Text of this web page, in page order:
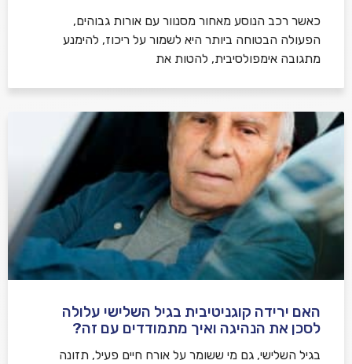
כאשר רכב הנוסע מאחור מסנוור עם אורות גבוהים,
הפעולה הבטוחה ביותר היא לשמור על ריכוז, להימנע
מתגובה אימפולסיבית, להטות את
האם ירידה קוגניטיבית בגיל השלישי עלולה
לסכן את הנהיגה ואיך מתמודדים עם זה?
בגיל השלישי, גם מי ששומר על אורח חיים פעיל, תזונה